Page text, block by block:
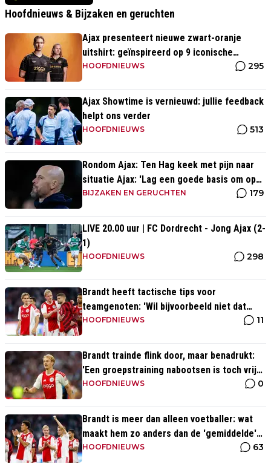
Hoofdnieuws & Bijzaken en geruchten
Ajax presenteert nieuwe zwart-oranje
uitshirt: geïnspireerd op 9 iconische
momenten uit clubhistorie
HOOFDNIEUWS 295
Ajax Showtime is vernieuwd: jullie feedback
helpt ons verder
HOOFDNIEUWS 513
Rondom Ajax: Ten Hag keek met pijn naar
situatie Ajax: 'Lag een goede basis om op
voort te borduren'
BIJZAKEN EN GERUCHTEN 179
LIVE 20.00 uur | FC Dordrecht - Jong Ajax (2-
1)
HOOFDNIEUWS 298
Brandt heeft tactische tips voor
teamgenoten: 'Wil bijvoorbeeld niet dat
Mika te veel naar binnen komt'
HOOFDNIEUWS 11
Brandt trainde flink door, maar benadrukt:
'Een groepstraining nabootsen is toch vrij
lastig in je eentje'
HOOFDNIEUWS 0
Brandt is meer dan alleen voetballer: wat
maakt hem zo anders dan de 'gemiddelde'
voetballer?
HOOFDNIEUWS 63